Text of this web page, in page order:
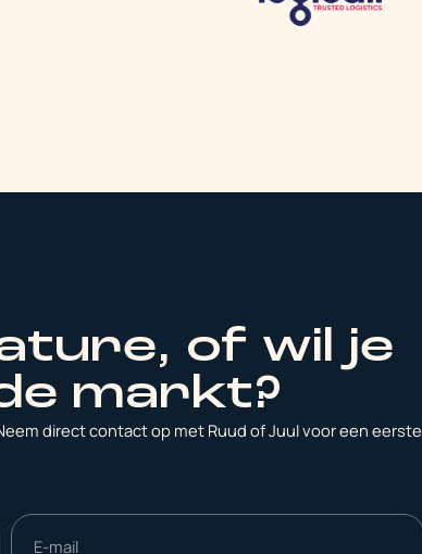
of wil je
markt?
direct contact op met Ruud of Juul voor een eerste